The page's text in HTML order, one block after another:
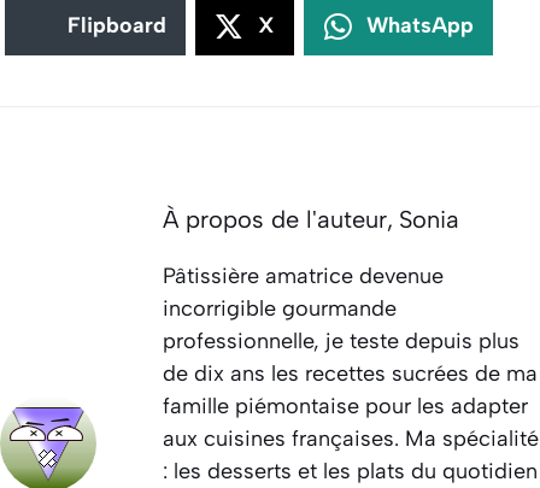
Flipboard X WhatsApp
À propos de l'auteur, Sonia
Pâtissière amatrice devenue
incorrigible gourmande
professionnelle, je teste depuis plus
de dix ans les recettes sucrées de ma
famille piémontaise pour les adapter
aux cuisines françaises. Ma spécialité
: les desserts et les plats du quotidien